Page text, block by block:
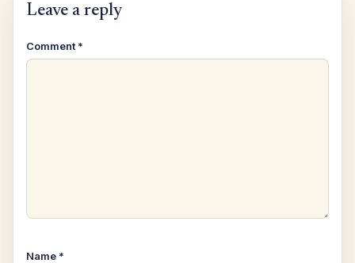
Leave a reply
Comment *
Name *